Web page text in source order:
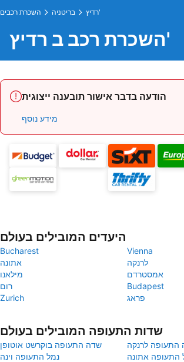
השכרת רכבים בריטניה רדיץ'
השכרת רכב ב רדיץ'
הודעה בדבר אישור תובענה ייצוגית
מידע נוסף
היעדים המובילים בעולם
Bucharest
Vienna
אתונה
לרנקה
מילאנו
אמסטרדם
רום
Budapest
Zurich
פראג
שדות התעופה המובילים בעולם
שדה התעופה בוקרשט אוטופן
התעופה לרנקה
נמל התעופה וינה
התעופה אתונה